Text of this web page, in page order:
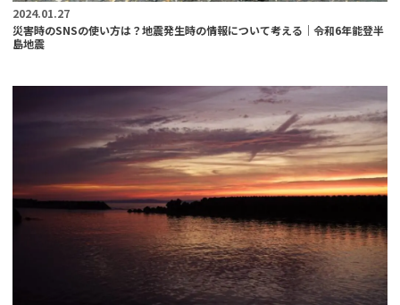
2024.01.27
災害時のSNSの使い方は？地震発生時の情報について考える｜令和6年能登半
島地震